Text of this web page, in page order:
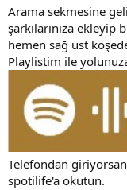
Arama sekmesine
şarkılarınıza
hemen sağ üst
Playlistim ile
Telefondan
spotilife'a okutun.